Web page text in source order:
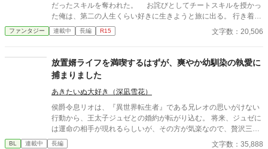
だったスキルを奪われた。 お詫びとしてチートスキルを授かっ
た俺は、第二の人生くらい好きに生きようと旅に出る。 行き着い
た先は、寂れた町の場末の酒場だ。 なぜか客は男ばかりだが、
日雇い冒険者や恐妻家の肉屋たちとの気楽な毎日は悪くない。
へ通ってくる理由だけは、さっぱりわからない。 「お前らツケは
やめろ」 そんな穏やかな日々を送っていたはずなのに、ある
日、酒場へ厄介な依頼が舞い込んできた――。 他サイトでも掲
載しています。 不定期更新です。
ファンタジー 連載中 長編 R15 文字数：20,506
放置婿ライフを満喫するはずが、爽やか幼馴染の執愛に
捕まりました
あきたいぬ大好き（深凪雪花）
侯爵令息リオは、『異世界転生者』である兄レオの思いがけない
行動から、王太子ジュゼとの婚約が転がり込む。 将来、ジュゼに
は運命の相手が現れるらしいが、その方が気楽なので、贅沢三昧
な後宮暮らしを楽しみにしていた。 十数年後、無事にジュゼに婿
BL 連載中 長編 文字数：35,888